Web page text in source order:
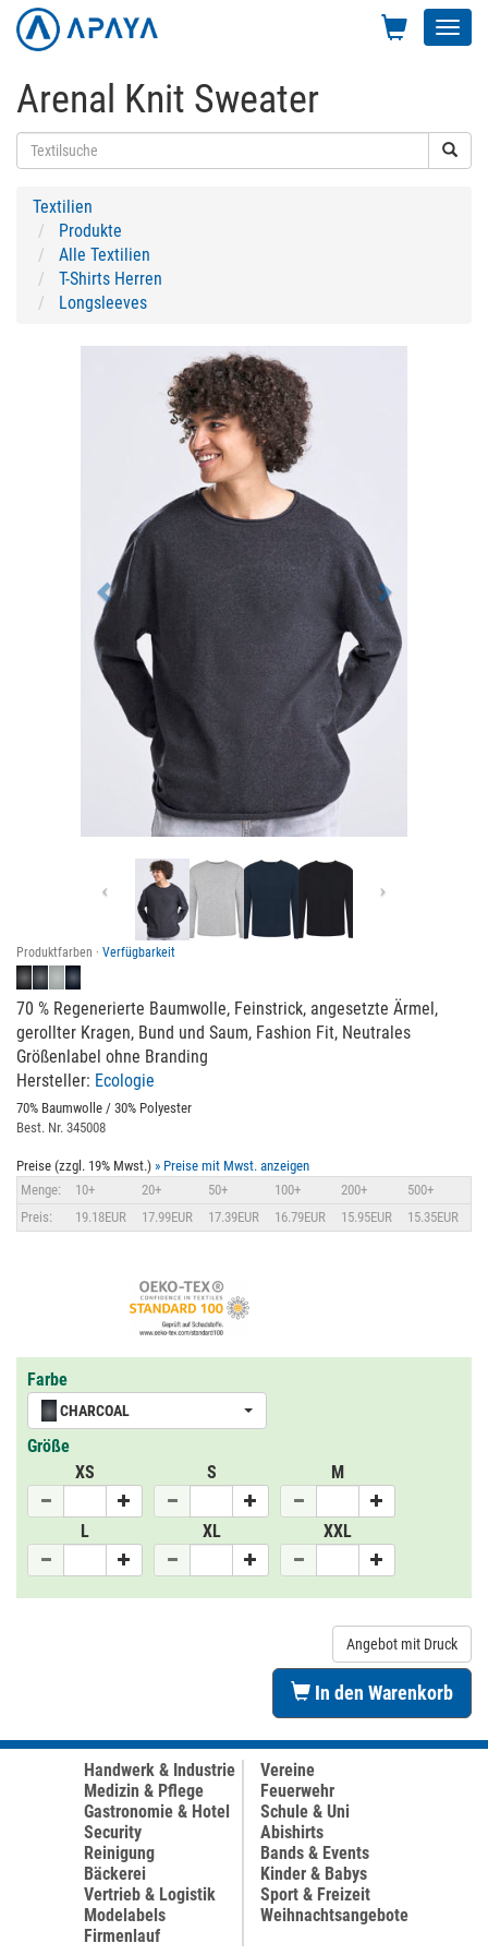
Arenal Knit Sweater
Textilien
Produkte
Alle Textilien
T-Shirts Herren
Longsleeves
Previous
Produktfarben · Verfügbarkeit
70 % Regenerierte Baumwolle, Feinstrick, angesetzte Ärmel,
gerollter Kragen, Bund und Saum, Fashion Fit, Neutrales
Größenlabel ohne Branding
Hersteller: Ecologie
70% Baumwolle / 30% Polyester
Best. Nr. 345008
Preise (zzgl. 19% Mwst.) » Preise mit Mwst. anzeigen
Menge:
10+ 20+ 50+ 100+ 200+
500+
Preis:
19.18EUR 17.99EUR 17.39EUR 16.79EUR 15.95EUR 15.35EUR
Farbe
CHARCOAL
Größe
XS
S M
L XL XXL
Angebot mit Druck
In den Warenkorb
Handwerk & Industrie
Medizin & Pflege
Gastronomie & Hotel
Security
Reinigung
Bäckerei
Vertrieb & Logistik
Modelabels
Firmenlauf
Vereine
Feuerwehr
Schule & Uni
Abishirts
Bands & Events
Kinder & Babys
Sport & Freizeit
Weihnachtsangebote